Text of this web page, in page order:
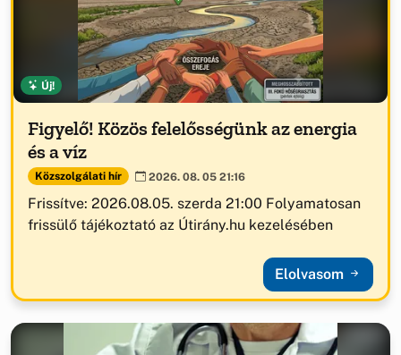
Új!
Figyelő! Közös felelősségünk az energia
és a víz
Közszolgálati hír 2026. 08. 05 21:16
Frissítve: 2026.08.05. szerda 21:00 Folyamatosan
frissülő tájékoztató az Útirány.hu kezelésében
Elolvasom